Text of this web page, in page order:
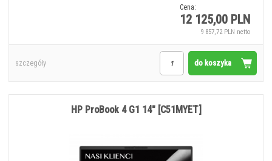
Cena:
12 125,00 PLN
9 857,72 PLN netto
do koszyka
szczegóły
HP ProBook 4 G1 14" [C51MYET]